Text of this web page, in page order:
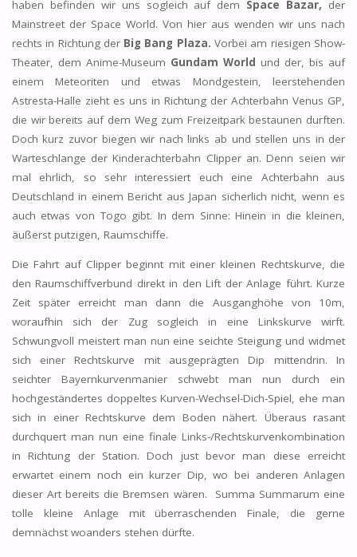
haben befinden wir uns sogleich auf dem Space Bazar, der
Mainstreet der Space World. Von hier aus wenden wir uns nach
rechts in Richtung der Big Bang Plaza. Vorbei am riesigen Show-
Theater, dem Anime-Museum Gundam World und der, bis auf
einem Meteoriten und etwas Mondgestein, leerstehenden
Astresta-Halle zieht es uns in Richtung der Achterbahn Venus GP,
die wir bereits auf dem Weg zum Freizeitpark bestaunen durften.
Doch kurz zuvor biegen wir nach links ab und stellen uns in der
Warteschlange der Kinderachterbahn Clipper an. Denn seien wir
mal ehrlich, so sehr interessiert euch eine Achterbahn aus
Deutschland in einem Bericht aus Japan sicherlich nicht, wenn es
auch etwas von Togo gibt. In dem Sinne: Hinein in die kleinen,
äußerst putzigen, Raumschiffe.
Die Fahrt auf Clipper beginnt mit einer kleinen Rechtskurve, die
den Raumschiffverbund direkt in den Lift der Anlage führt. Kurze
Zeit später erreicht man dann die Ausganghöhe von 10m,
woraufhin sich der Zug sogleich in eine Linkskurve wirft.
Schwungvoll meistert man nun eine seichte Steigung und widmet
sich einer Rechtskurve mit ausgeprägten Dip mittendrin. In
seichter Bayernkurvenmanier schwebt man nun durch ein
hochgeständertes doppeltes Kurven-Wechsel-Dich-Spiel, ehe man
sich in einer Rechtskurve dem Boden nähert. Überaus rasant
durchquert man nun eine finale Links-/Rechtskurvenkombination
in Richtung der Station. Doch just bevor man diese erreicht
erwartet einem noch ein kurzer Dip, wo bei anderen Anlagen
dieser Art bereits die Bremsen wären. Summa Summarum eine
tolle kleine Anlage mit überraschenden Finale, die gerne
demnächst woanders stehen dürfte.